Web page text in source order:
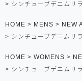
シンチューブデニムリ
HOME MENS
NEW
シンチューブデニムリ
HOME WOMENS
シンチューブデニムリ